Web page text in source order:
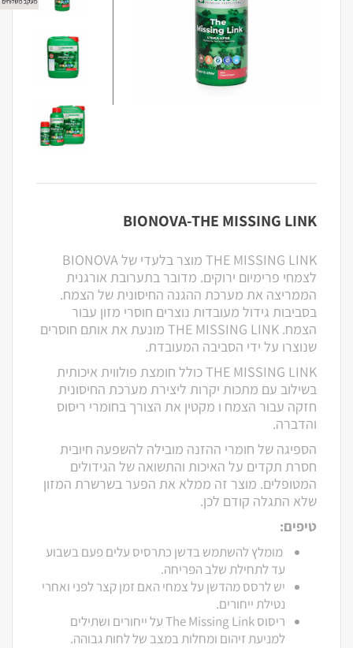
BIONOVA-THE MISSING LINK
THE MISSING LINK מוצר בלעדי של BIONOVA
לצמחי פרימיום ירוקים. מדובר בתערובת אורגנית
הממריצה את מערכת ההגנה החיסונית של הצמח.
בסביבות גידול מעובדות נוצרים חוסרי מזון עבור
הצמח. THE MISSING LINK מונעת את אותם חוסרים
שנוצרו על ידי הסביבה המעובדת.
THE MISSING LINK כולל חומצת פולווית איכותית
בשילוב עם מתכות יקרות ליצירת מערכת החיסונית
חזקה עבור הצמח ו מקטין את הצורך בחומרי ריסוס
והדברה.
הספיגה של חומרי ההזנה מובילה להשפעה חיובית
חסרת תקדים על האיכות והתשואה של הגידולים
המטופלים. מוצר זה ממלא את הפער בשרשרת המזון
שלא התגלה קודם לכן.
טיפים:
מומלץ להשתמש בדשן כתרסיס עלים פעם בשבוע
עד לתחילת שלב הפריחה.
יש לרסס מהדשן על צמחי האם זמן קצר לפני ואחרי
נטילת ייחורים.
ריסוס The Missing Link על ייחורים ושתילים
למניעת זיהום ומחלות במצב של לחות גבוהה.